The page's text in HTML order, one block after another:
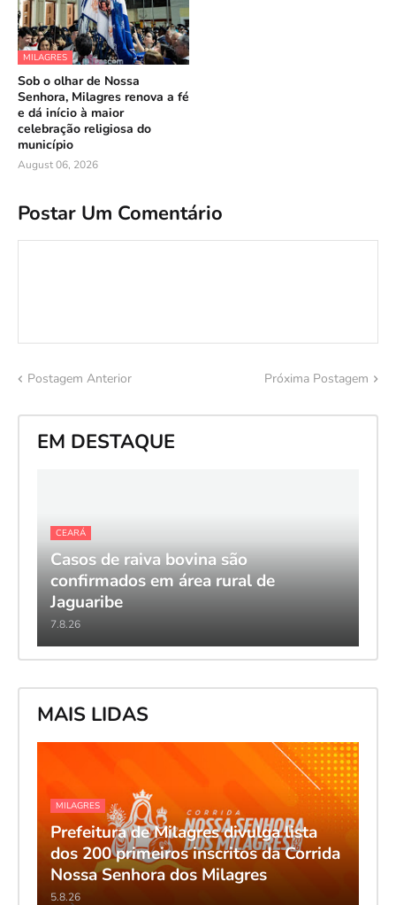
MILAGRES
Sob o olhar de Nossa
Senhora, Milagres renova a fé
e dá início à maior
celebração religiosa do
município
August 06, 2026
Postar Um Comentário
Postagem Anterior Próxima Postagem
EM DESTAQUE
CEARÁ
Casos de raiva bovina são
confirmados em área rural de
Jaguaribe
7.8.26
MAIS LIDAS
MILAGRES
Prefeitura de Milagres divulga lista
dos 200 primeiros inscritos da Corrida
Nossa Senhora dos Milagres
5.8.26